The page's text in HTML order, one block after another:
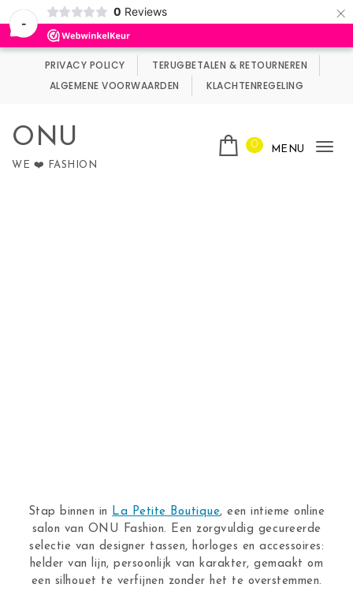
-
0 Reviews ×
Wij maken gebruik van cookies.
PRIVACY POLICY
TERUGBETALEN & RETOURNEREN
ALGEMENE VOORWAARDEN
KLACHTENREGELING
ONU
WE ❤️ FASHION
0 MENU
Stap binnen in La Petite Boutique, een intieme online
salon van ONU Fashion. Een zorgvuldig gecureerde
selectie van designer tassen, horloges en accessoires:
helder van lijn, persoonlijk van karakter, gemaakt om
een silhouet te verfijnen zonder het te overstemmen.